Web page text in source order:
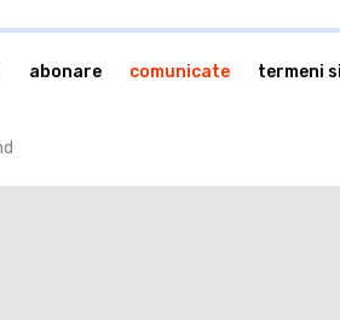
abonare comunicate termeni